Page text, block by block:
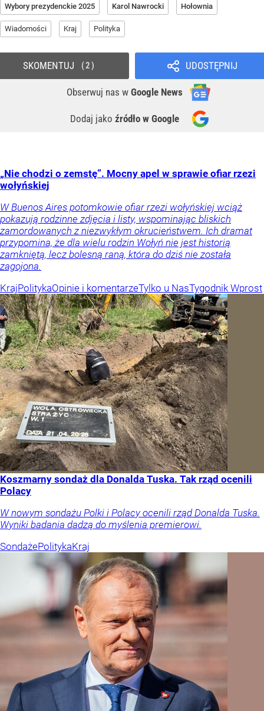
Wybory prezydenckie 2025 Karol Nawrocki Hołownia
Wiadomości Kraj Polityka
UDOSTĘPNIJ
Obserwuj nas w Google News
Dodaj jako źródło w Google
SKOMENTUJ 2
„Nie chodzi o zemstę”. Mocny apel w sprawie ofiar rzezi
wołyńskiej
W Buenos Aires potomkowie ofiar rzezi wołyńskiej wciąż
pokazują rodzinne zdjęcia i listy, wspominając bliskich
zamordowanych z niezwykłym okrucieństwem. Ich dramat
przypomina, że dla wielu rodzin Wołyń nie jest historią
zamkniętą, lecz bolesną raną, która do dziś nie została
zagojona.
KrajPolitykaOpinie i komentarzeTylko u NasTygodnik Wprost
Koszmarny sondaż dla Donalda Tuska. Tak rząd ocenili
Polacy
W nowym sondażu Polki i Polacy ocenili rząd Donalda Tuska.
Wyniki badania dadzą do myślenia premierowi.
SondażePolitykaKraj